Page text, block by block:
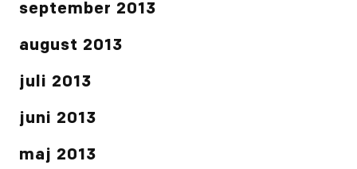
september 2013
august 2013
juli 2013
juni 2013
maj 2013